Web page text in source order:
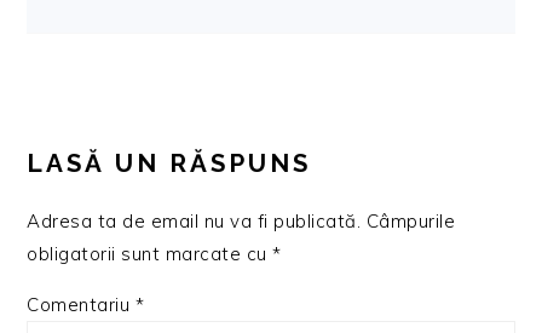
LASĂ UN RĂSPUNS
Adresa ta de email nu va fi publicată. Câmpurile
obligatorii sunt marcate cu*
Comentariu *